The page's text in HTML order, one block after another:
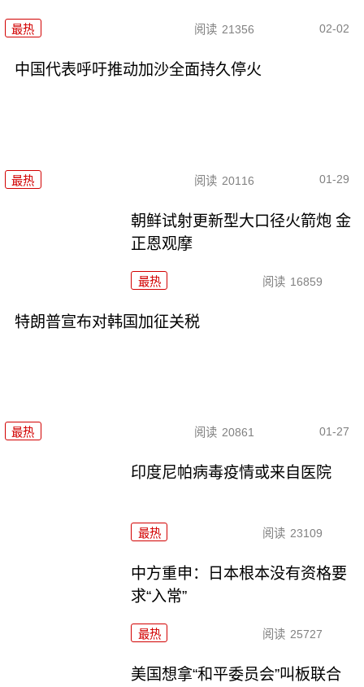
最热 阅读 21356 02-02
中国代表呼吁推动加沙全面持久停火
最热 阅读 20116 01-29
朝鲜试射更新型大口径火箭炮 金
正恩观摩
最热 阅读 16859
特朗普宣布对韩国加征关税
最热 阅读 20861 01-27
印度尼帕病毒疫情或来自医院
最热 阅读 23109
中方重申：日本根本没有资格要
求“入常”
最热 阅读 25727
美国想拿“和平委员会”叫板联合